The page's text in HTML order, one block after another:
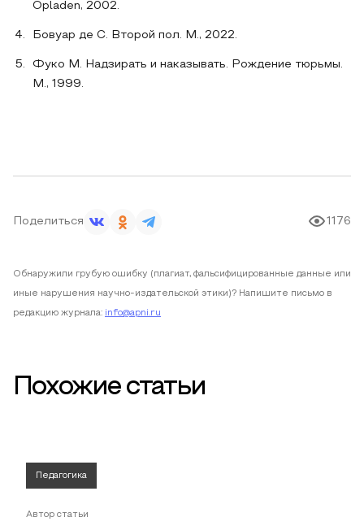
Opladen, 2002.
Бовуар де С. Второй пол. М., 2022.
Фуко М. Надзирать и наказывать. Рождение тюрьмы.
М., 1999.
Поделиться 1176
Обнаружили грубую ошибку (плагиат, фальсифицированные данные или
иные нарушения научно-издательской этики)? Напишите письмо в
редакцию журнала: info@apni.ru
Похожие статьи
Педагогика
Автор статьи